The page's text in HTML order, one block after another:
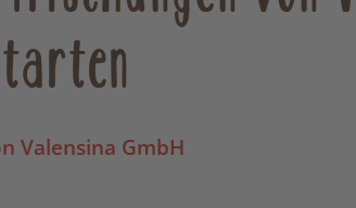
Valensina GmbH